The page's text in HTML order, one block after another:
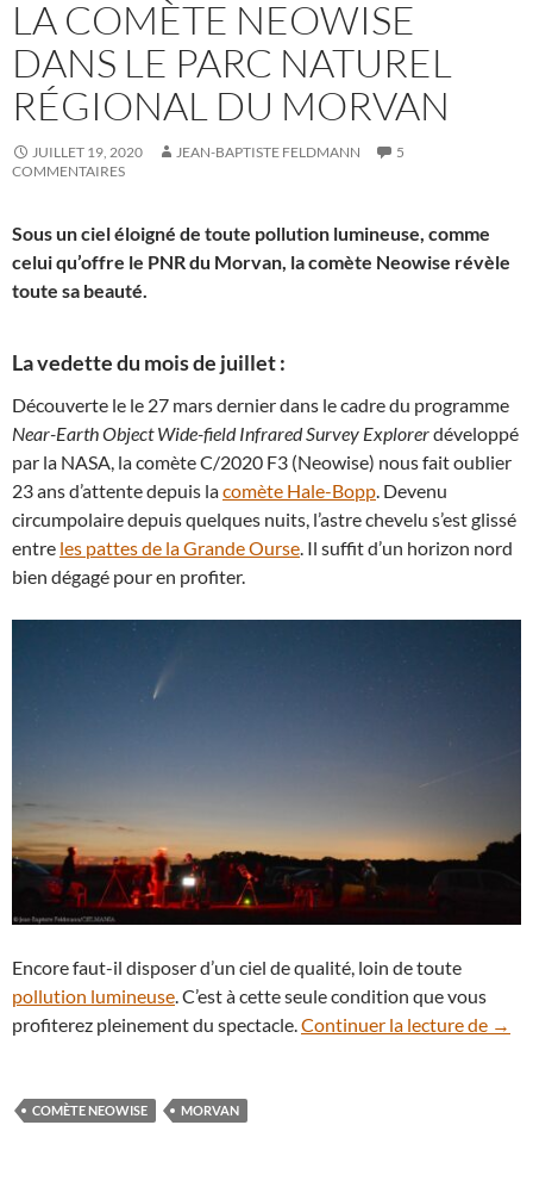
LA COMÈTE NEOWISE
DANS LE PARC NATUREL
RÉGIONAL DU MORVAN
JUILLET 19, 2020 JEAN-BAPTISTE FELDMANN
5
COMMENTAIRES
Sous un ciel éloigné de toute pollution lumineuse, comme
celui qu’offre le PNR du Morvan, la comète Neowise révèle
toute sa beauté.
La vedette du mois de juillet :
Découverte le le 27 mars dernier dans le cadre du programme
Near-Earth Object Wide-field Infrared Survey Explorerdéveloppé
par la NASA, la comète C/2020 F3 (Neowise) nous fait oublier
23 ans d’attente depuis lacomète Hale-Bopp. Devenu
circumpolaire depuis quelques nuits, l’astre chevelu s’est glissé
entre les pattes de la Grande Ourse. Il suffit d’un horizon nord
bien dégagé pour en profiter.
Encore faut-il disposer d’un ciel de qualité, loin de toute
pollution lumineuse. C’est à cette seule condition que vous
profiterez pleinement du spectacle.Continuer la lecture de La
→
COMÈTE NEOWISE MORVAN